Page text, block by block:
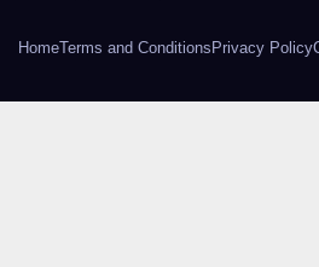
HomeTerms and Conditions Privacy Policy